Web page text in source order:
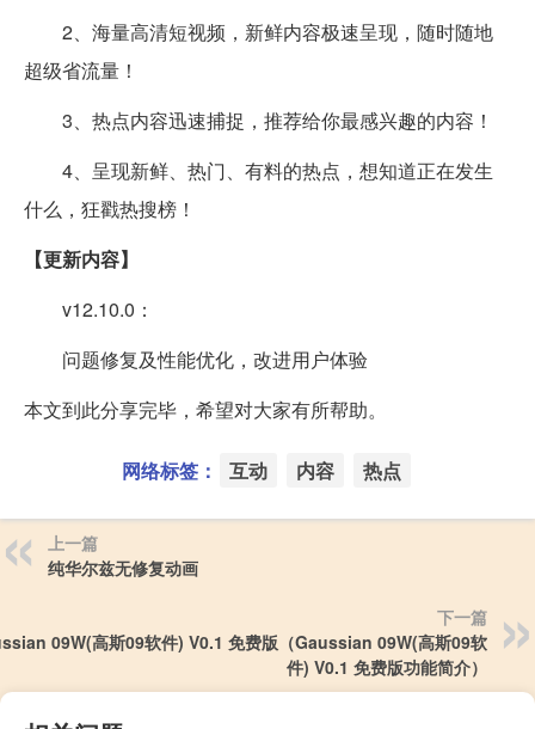
2、海量高清短视频，新鲜内容极速呈现，随时随地
超级省流量！
3、热点内容迅速捕捉，推荐给你最感兴趣的内容！
4、呈现新鲜、热门、有料的热点，想知道正在发生
什么，狂戳热搜榜！
【更新内容】
v12.10.0：
问题修复及性能优化，改进用户体验
本文到此分享完毕，希望对大家有所帮助。
网络标签： 互动 内容 热点
上一篇
纯华尔兹无修复动画
下一篇
09W(高斯09软件) V0.1 免费版（Gaussian 09W(高斯09软
件) V0.1 免费版功能简介）